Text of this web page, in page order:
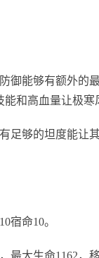
能够有额外的
和高血量让极寒
够的坦度能让
命10。
大生命1162，移